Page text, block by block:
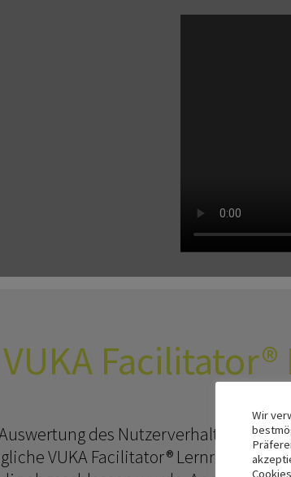
des Nutzerverhaltens hat
VUKA Facilitator® Lernreise nur
Wir